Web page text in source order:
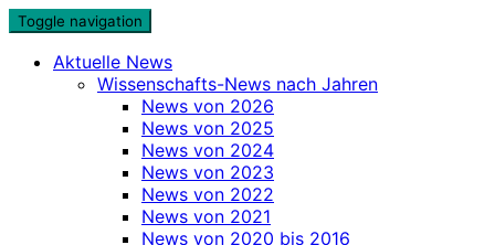
Skip
content
Toggle navigation
Aktuelle News
Wissenschafts-News nach Jahren
News von 2026
News von 2025
News von 2024
News von 2023
News von 2022
News von 2021
News von 2020 bis 2016